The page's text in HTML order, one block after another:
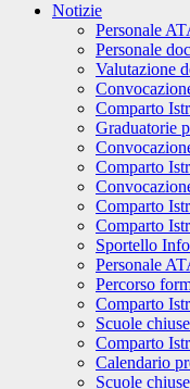
Notizie
Personale
Personale
Valutazione
Comparto
Graduatorie
Comparto
Comparto
Comparto
Sportello
Personale
Percorso
Comparto
Scuole
Comparto
Calendario
Scuole